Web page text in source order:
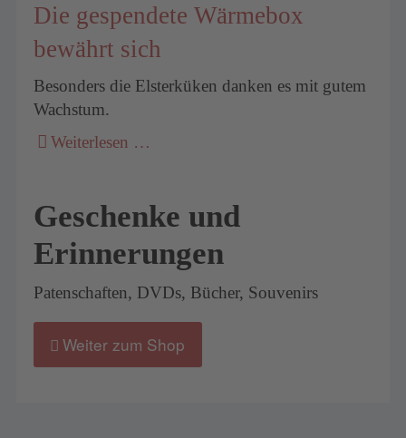
Die gespendete Wärmebox
bewährt sich
Besonders die Elsterküken danken es mit gutem
Wachstum.
Weiterlesen …
Geschenke und
Erinnerungen
Patenschaften, DVDs, Bücher, Souvenirs
Weiter zum Shop